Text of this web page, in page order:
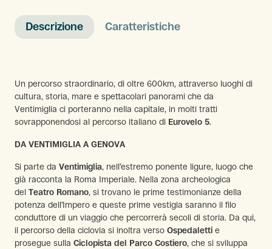
Descrizione Caratteristiche
Un percorso straordinario, di oltre 600km, attraverso luoghi di
cultura, storia, mare e spettacolari panorami che da
Ventimiglia ci porteranno nella capitale, in molti tratti
sovrapponendosi al percorso italiano di Eurovelo 5.
DA VENTIMIGLIA A GENOVA
Si parte da Ventimiglia, nell’estremo ponente ligure, luogo che
già racconta la Roma Imperiale. Nella zona archeologica
del Teatro Romano, si trovano le prime testimonianze della
potenza dell’Impero e queste prime vestigia saranno il filo
conduttore di un viaggio che percorrerà secoli di storia. Da qui,
il percorso della ciclovia si inoltra verso Ospedaletti e
prosegue sulla Ciclopista del Parco Costiero, che si sviluppa